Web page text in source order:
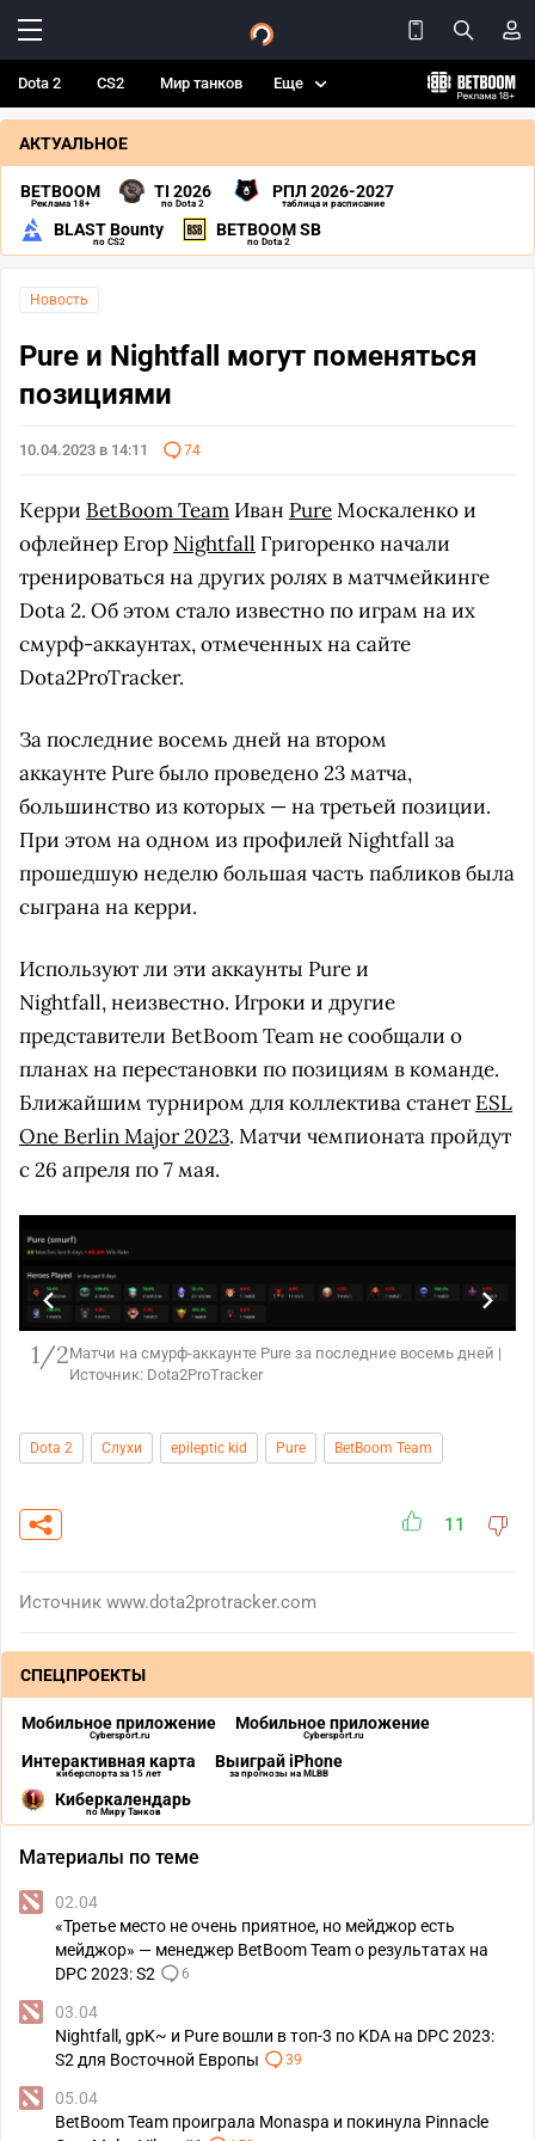
Dota 2 CS2 Мир танков Еще
АКТУАЛЬНОЕ
BETBOOM
Реклама 18+
TI 2026
по Dota 2
РПЛ 2026-2027
таблица и расписание
BLAST Bounty
по CS2
BETBOOM SB
по Dota 2
Новость
Pure и Nightfall могут поменяться
позициями
10.04.2023 в 14:11 74
Керри BetBoom Team Иван PureМоскаленко и
офлейнер Егор Nightfall Григоренко начали
тренироваться на других ролях в матчмейкинге
Dota 2. Об этом стало известно по играм на их
смурф-аккаунтах, отмеченных на сайте
Dota2ProTracker.
За последние восемь дней на втором
аккаунте Pure было проведено 23 матча,
большинство из которых — на третьей позиции.
При этом на одном из профилей Nightfall за
прошедшую неделю большая часть пабликов была
сыграна на керри.
Используют ли эти аккаунты Pure и
Nightfall, неизвестно. Игроки и другие
представители BetBoom Team не сообщали о
планах на перестановки по позициям в команде.
Ближайшим турниром для коллектива станет ESL
One Berlin Major 2023. Матчи чемпионата пройдут
с 26 апреля по 7 мая.
1/2Матчи на смурф-аккаунте Pure за последние восемь дней |
Источник: Dota2ProTracker
Dota 2 Слухи epileptic kid Pure BetBoom Team
11
Источник www.dota2protracker.com
СПЕЦПРОЕКТЫ
Мобильное приложение
Cybersport.ru
Мобильное приложение
Cybersport.ru
Интерактивная карта
киберспорта за 15 лет
Выиграй iPhone
за прогнозы на MLBB
Киберкалендарь
по Миру Танков
Материалы по теме
02.04
«Третье место не очень приятное, но мейджор есть
мейджор» — менеджер BetBoom Team о результатах на
DPC 2023: S2
6
03.04
Nightfall, gpK~ и Pure вошли в топ-3 по KDA на DPC 2023:
S2 для Восточной Европы
39
05.04
BetBoom Team проиграла Monaspa и покинула Pinnacle